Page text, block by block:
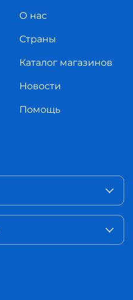
О нас
Страны
Каталог магазинов
Новости
Помощь